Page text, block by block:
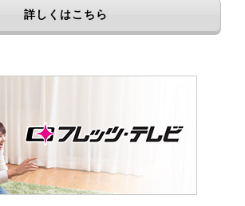
詳しくはこちら